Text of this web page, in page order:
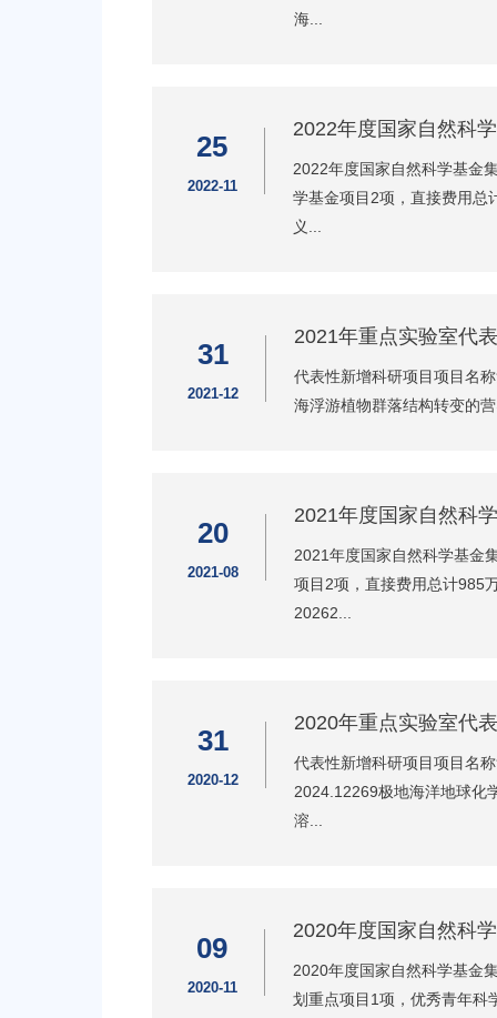
海...
25
2022-11
2022年度国家自然科
2022年度国家自然科学基金
学基金项目2项，直接费用总
义...
31
2021-12
2021年重点实验室代
代表性新增科研项目项目名
海浮游植物群落结构转变的
20
2021-08
2021年度国家自然科
2021年度国家自然科学基金
项目2项，直接费用总计985
20262...
31
2020-12
2020年重点实验室代
代表性新增科研项目项目名
2024.12269极地海洋地球化
溶...
09
2020-11
2020年度国家自然科
2020年度国家自然科学基金
划重点项目1项，优秀青年科